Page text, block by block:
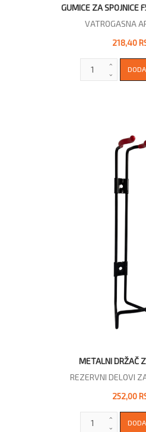
GUMICE ZA SPOJNICE
VATROGASNA
218,40
METALNI DRŽAČ
REZERVNI DELOVI
252,00